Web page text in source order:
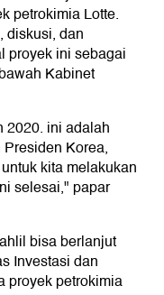
petrokimia Lotte.
diskusi, dan
proyek ini sebagai
Kabinet
2020. ini adalah
Korea,
kita melakukan
selesai," papar
bisa berlanjut
Investasi dan
proyek petrokimia